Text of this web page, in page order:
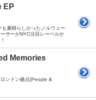
EP
素晴らしかったノルウェー
サーがNYC注目レーベルか
Memories
ンドン拠点[People &